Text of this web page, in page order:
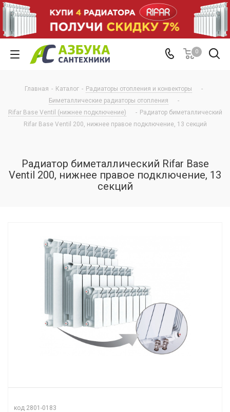
0
Главная - Каталог - Радиаторы отопления и конвекторы
-
Биметаллические радиаторы отопления
-
Rifar Base Ventil (нижнее подключение)
- Радиатор биметаллический
Rifar Base Ventil 200, нижнее правое подключение, 13 секций
Радиатор биметаллический Rifar Base
Ventil 200, нижнее правое подключение, 13
секций
код 2801-0183